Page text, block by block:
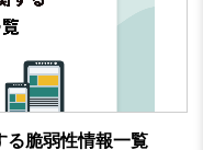
る脆弱性情報一覧